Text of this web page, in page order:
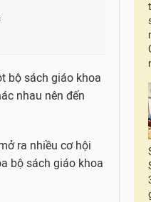
bộ sách giáo khoa
nhau nên đến
ra nhiều cơ hội
bộ sách giáo khoa